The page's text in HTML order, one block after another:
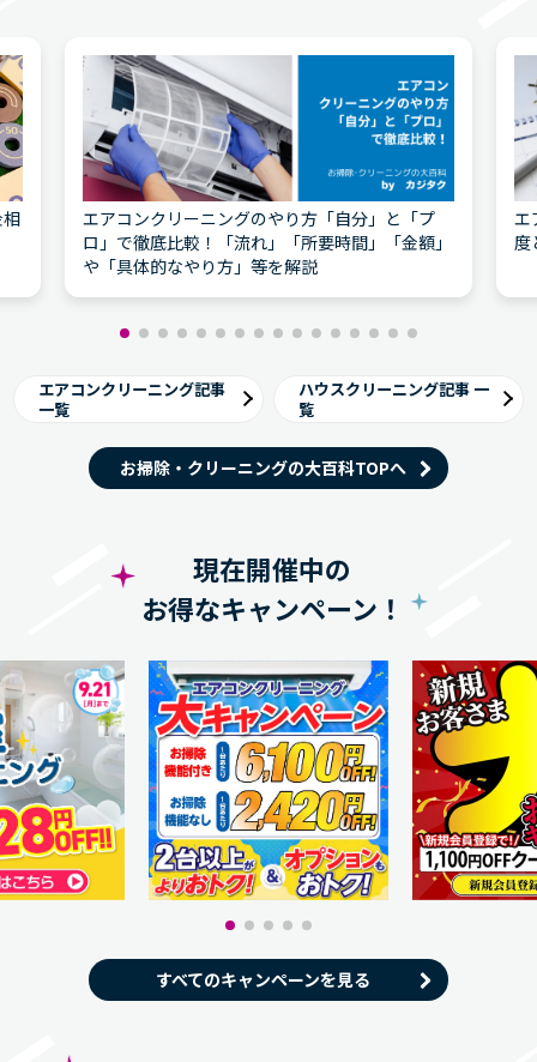
エアコンクリーニングのやり方「自分」と「プ
ロ」で徹底比較！「流れ」「所要時間」「金額」
や「具体的なやり方」等を解説
エ
度
エアコンクリーニング記事
一覧
ハウスクリーニング記事 一
覧
お掃除・クリーニングの大百科TOPへ
現在開催中の
お得なキャンペーン！
すべてのキャンペーンを見る